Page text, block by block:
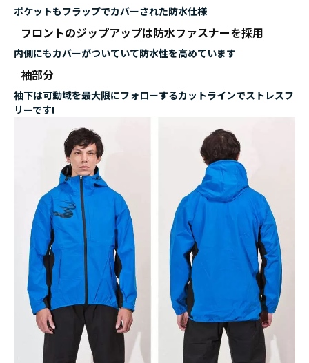
ポケットもフラップでカバーされた防水仕様
フロントのジップアップは防水ファスナーを採用
内側にもカバーがついていて防水性を高めています
袖部分
袖下は可動域を最大限にフォローするカットラインでストレスフ
リーです!